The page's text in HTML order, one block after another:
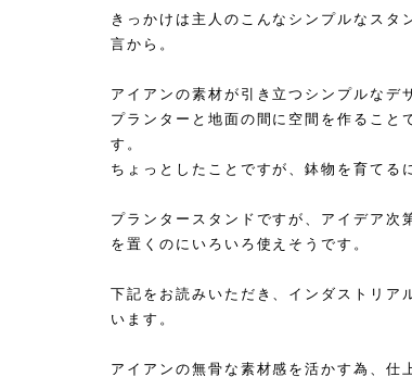
きっかけは主人のこんなシンプルなスタ
言から。
アイアンの素材が引き立つシンプルなデ
プランターと地面の間に空間を作ること
す。
ちょっとしたことですが、鉢物を育てる
プランタースタンドですが、アイデア次
を置くのにいろいろ使えそうです。
下記をお読みいただき、インダストリア
います。
アイアンの無骨な素材感を活かす為、仕